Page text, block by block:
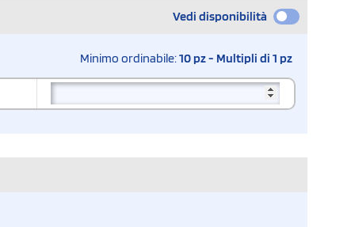
Vedi disponibilità
Minimo ordinabile:10 pz - Multipli di 1 pz